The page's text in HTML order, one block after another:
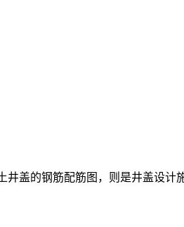
盖的钢筋配筋图，则是井盖设计